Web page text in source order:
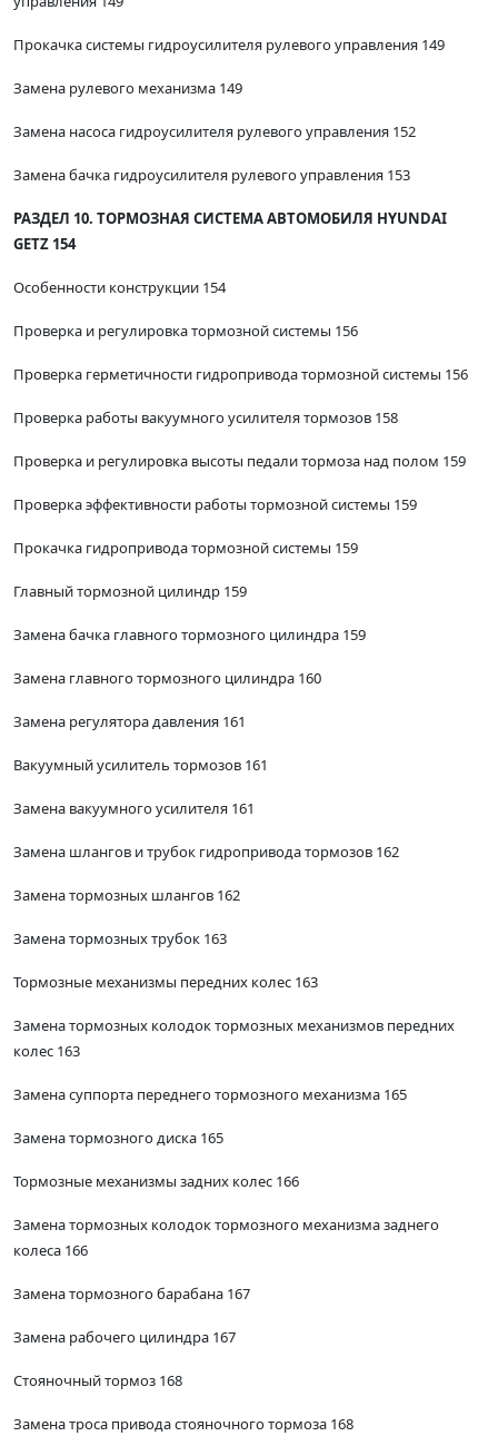
Прокачка системы гидроусилителя рулевого управления 149
Замена рулевого механизма 149
Замена насоса гидроусилителя рулевого управления 152
Замена бачка гидроусилителя рулевого управления 153
РАЗДЕЛ 10. ТОРМОЗНАЯ СИСТЕМА АВТОМОБИЛЯ HYUNDAI
GETZ 154
Особенности конструкции 154
Проверка и регулировка тормозной системы 156
Проверка герметичности гидропривода тормозной системы 156
Проверка работы вакуумного усилителя тормозов 158
Проверка и регулировка высоты педали тормоза над полом 159
Проверка эффективности работы тормозной системы 159
Прокачка гидропривода тормозной системы 159
Главный тормозной цилиндр 159
Замена бачка главного тормозного цилиндра 159
Замена главного тормозного цилиндра 160
Замена регулятора давления 161
Вакуумный усилитель тормозов 161
Замена вакуумного усилителя 161
Замена шлангов и трубок гидропривода тормозов 162
Замена тормозных шлангов 162
Замена тормозных трубок 163
Тормозные механизмы передних колес 163
Замена тормозных колодок тормозных механизмов передних
колес 163
Замена суппорта переднего тормозного механизма 165
Замена тормозного диска 165
Тормозные механизмы задних колес 166
Замена тормозных колодок тормозного механизма заднего
колеса 166
Замена тормозного барабана 167
Замена рабочего цилиндра 167
Стояночный тормоз 168
Замена троса привода стояночного тормоза 168